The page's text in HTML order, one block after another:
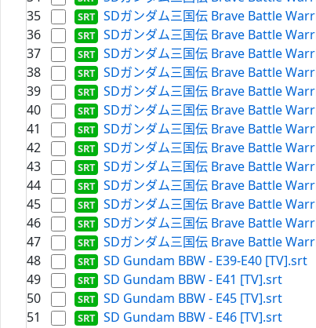
35
SDガンダム三国伝 Brave Battle
36
SDガンダム三国伝 Brave Battle
37
SDガンダム三国伝 Brave Battle
38
SDガンダム三国伝 Brave Battle
39
SDガンダム三国伝 Brave Battle
40
SDガンダム三国伝 Brave Battle
41
SDガンダム三国伝 Brave Battle
42
SDガンダム三国伝 Brave Battle
43
SDガンダム三国伝 Brave Battle
44
SDガンダム三国伝 Brave Battle
45
SDガンダム三国伝 Brave Battle
46
SDガンダム三国伝 Brave Battle
47
SDガンダム三国伝 Brave Battle
48
SD Gundam BBW - E39-E40 [TV].srt
49
SD Gundam BBW - E41 [TV].srt
50
SD Gundam BBW - E45 [TV].srt
51
SD Gundam BBW - E46 [TV].srt